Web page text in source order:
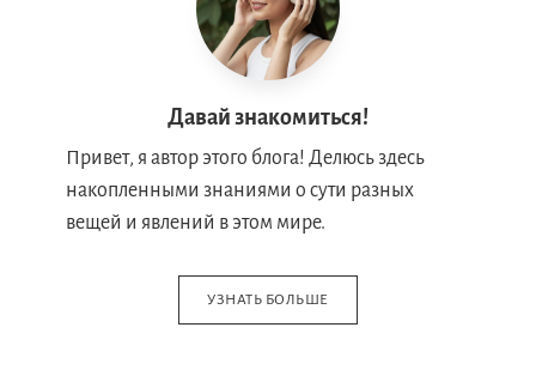
Давай знакомиться!
Привет, я автор этого блога! Делюсь здесь
накопленными знаниями о сути разных
вещей и явлений в этом мире.
УЗНАТЬ БОЛЬШЕ